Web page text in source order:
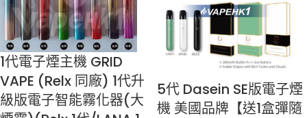
1代電子煙主機 GRID
VAPE (Relx 同廠) 1代升
級版電子智能霧化器(大
5代 Dasein SE版電子煙
機 美國品牌【送1盒彈隨